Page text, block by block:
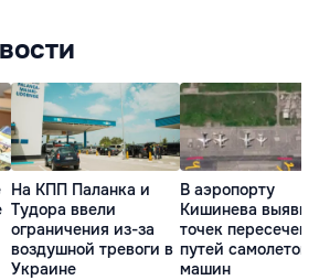
На КПП Паланка и
Тудора ввели
ограничения из-за
воздушной тревоги в
Украине
В аэропорту
Кишинева
точек
путей самолетов
машин